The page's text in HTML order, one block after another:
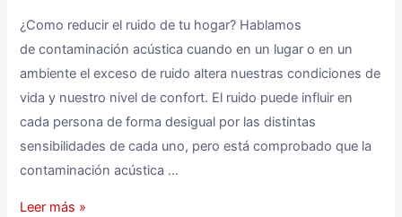
¿Como reducir el ruido de tu hogar? Hablamos
de contaminación acústica cuando en un lugar o en un
ambiente el exceso de ruido altera nuestras condiciones de
vida y nuestro nivel de confort. El ruido puede influir en
cada persona de forma desigual por las distintas
sensibilidades de cada uno, pero está comprobado que la
contaminación acústica …
Leer más »